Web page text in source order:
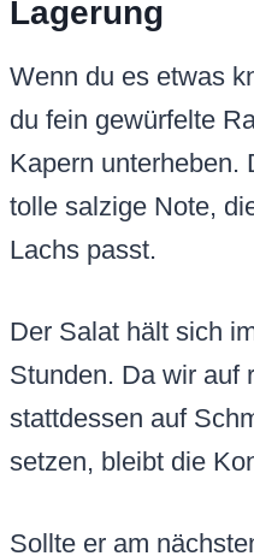
Lagerung
Wenn du es etwas
du fein gewürfelte
Kapern unterheben.
tolle salzige Note,
Lachs passt.
Der Salat hält sich
Stunden. Da wir auf
stattdessen auf
setzen, bleibt die
Sollte er am